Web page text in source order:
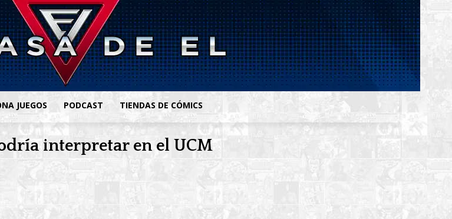
JUEGOS PODCAST TIENDAS DE CÓMICS
interpretar en el UCM